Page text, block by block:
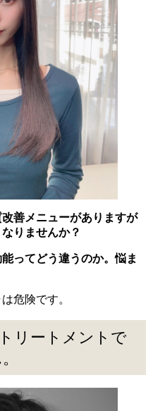
善メニューがありますが
りませんか？
ってどう違うのか。悩ま
危険です。
リートメントで